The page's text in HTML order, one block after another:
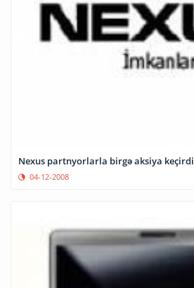
Nexus partnyorlarla birgə aksiya keçirdi
04-12-2008